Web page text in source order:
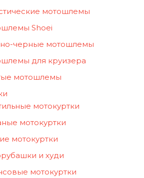
мотошлемы
Shoei
черные мотошлемы
для круизера
мотошлемы
мотокуртки
мотокуртки
мотокуртки
и худи
мотокуртки